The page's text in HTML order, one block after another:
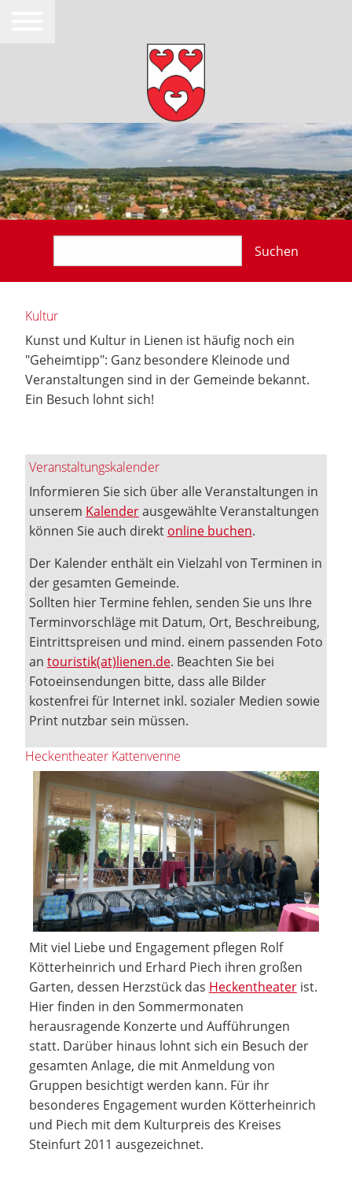
Suchen
Kultur
Kunst und Kultur in Lienen ist häufig noch ein
"Geheimtipp": Ganz besondere Kleinode und
Veranstaltungen sind in der Gemeinde bekannt.
Ein Besuch lohnt sich!
Veranstaltungskalender
Informieren Sie sich über alle Veranstaltungen in
unserem Kalenderausgewählte Veranstaltungen
können Sie auch direkt online buchen.
Der Kalender enthält ein Vielzahl von Terminen in
der gesamten Gemeinde.
Sollten hier Termine fehlen, senden Sie uns Ihre
Terminvorschläge mit Datum, Ort, Beschreibung,
Eintrittspreisen und mind. einem passenden Foto
an touristik(at)lienen.de. Beachten Sie bei
Fotoeinsendungen bitte, dass alle Bilder
kostenfrei für Internet inkl. sozialer Medien sowie
Print nutzbar sein müssen.
Heckentheater Kattenvenne
Mit viel Liebe und Engagement pflegen Rolf
Kötterheinrich und Erhard Piech ihren großen
Garten, dessen Herzstück das Heckentheaterist.
Hier finden in den Sommermonaten
herausragende Konzerte und Aufführungen
statt. Darüber hinaus lohnt sich ein Besuch der
gesamten Anlage, die mit Anmeldung von
Gruppen besichtigt werden kann. Für ihr
besonderes Engagement wurden Kötterheinrich
und Piech mit dem Kulturpreis des Kreises
Steinfurt 2011 ausgezeichnet.